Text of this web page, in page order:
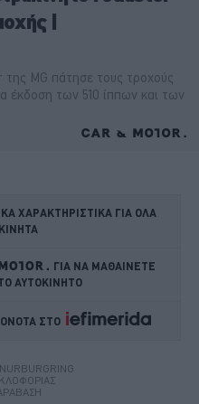
ΧΑΡΑΚΤΗΡΙΣΤΙΚΑ ΓΙΑ ΟΛΑ
ΓΙΑ ΝΑ ΜΑΘΑΙΝΕΤΕ
ΑΥΤΟΚΙΝΗΤΟ
ΣΤΟ